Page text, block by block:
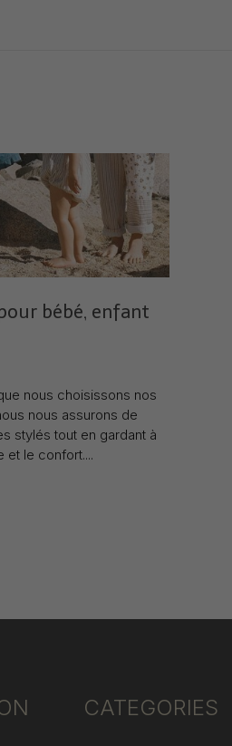
bébé, enfant
nous choisissons nos
nous assurons de
stylés tout en gardant à
et le confort....
CATEGORIES